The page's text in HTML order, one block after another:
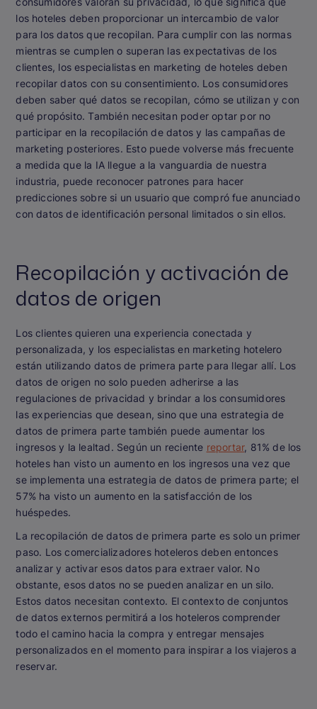
los hoteles deben proporcionar un intercambio de valor
para los datos que recopilan. Para cumplir con las normas
mientras se cumplen o superan las expectativas de los
clientes, los especialistas en marketing de hoteles deben
recopilar datos con su consentimiento. Los consumidores
deben saber qué datos se recopilan, cómo se utilizan y con
qué propósito. También necesitan poder optar por no
participar en la recopilación de datos y las campañas de
marketing posteriores. Esto puede volverse más frecuente
a medida que la IA llegue a la vanguardia de nuestra
industria, puede reconocer patrones para hacer
predicciones sobre si un usuario que compró fue anunciado
con datos de identificación personal limitados o sin ellos.
Recopilación y activación de
datos de origen
Los clientes quieren una experiencia conectada y
personalizada, y los especialistas en marketing hotelero
están utilizando datos de primera parte para llegar allí. Los
datos de origen no solo pueden adherirse a las
regulaciones de privacidad y brindar a los consumidores
las experiencias que desean, sino que una estrategia de
datos de primera parte también puede aumentar los
ingresos y la lealtad. Según un reciente reportar, 81% de los
hoteles han visto un aumento en los ingresos una vez que
se implementa una estrategia de datos de primera parte; el
57% ha visto un aumento en la satisfacción de los
huéspedes.
La recopilación de datos de primera parte es solo un primer
paso. Los comercializadores hoteleros deben entonces
analizar y activar esos datos para extraer valor. No
obstante, esos datos no se pueden analizar en un silo.
Estos datos necesitan contexto. El contexto de conjuntos
de datos externos permitirá a los hoteleros comprender
todo el camino hacia la compra y entregar mensajes
personalizados en el momento para inspirar a los viajeros a
reservar.